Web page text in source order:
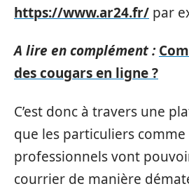
https://www.ar24.fr/ par
A lire en complément :
des cougars en ligne ?
C’est donc à travers une
que les particuliers comme
professionnels vont
courrier de manière